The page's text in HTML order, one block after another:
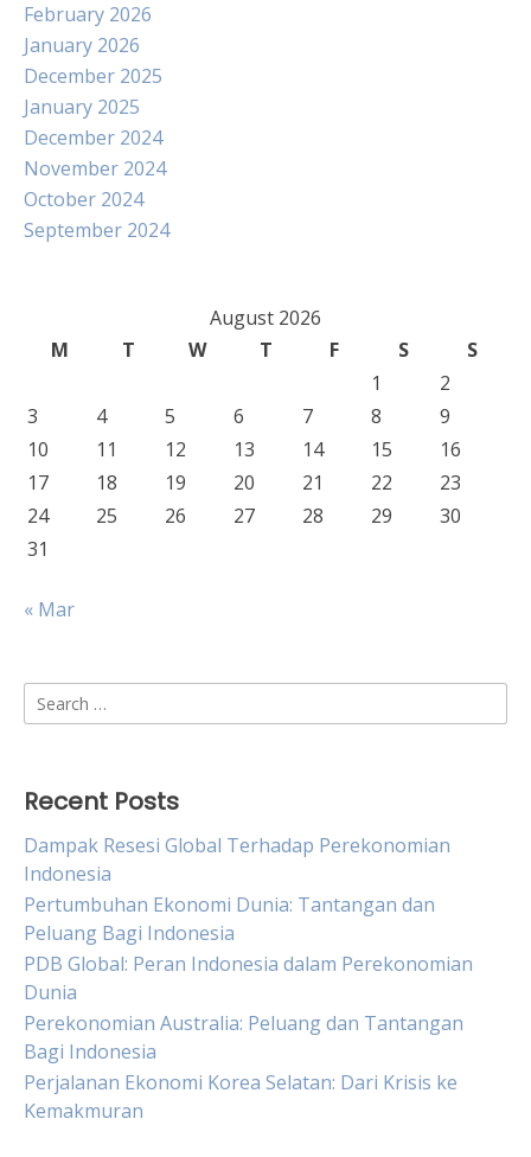
February 2026
January 2026
December 2025
January 2025
December 2024
November 2024
October 2024
September 2024
August 2026
M
T W T F S
S
1
2
3
4 5 6 7 8
9
10
11 12 13 14 15
16
17
18 19 20 21 22
23
24
25 26 27 28 29
30
31
« Mar
Search
for:
Recent Posts
Dampak Resesi Global Terhadap Perekonomian
Indonesia
Pertumbuhan Ekonomi Dunia: Tantangan dan
Peluang Bagi Indonesia
PDB Global: Peran Indonesia dalam Perekonomian
Dunia
Perekonomian Australia: Peluang dan Tantangan
Bagi Indonesia
Perjalanan Ekonomi Korea Selatan: Dari Krisis ke
Kemakmuran